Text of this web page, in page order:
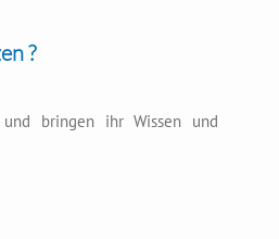
?
bringen ihr Wissen und